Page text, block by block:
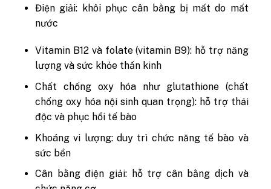
Điện giải: khôi phục cân bằng bị mất do mất
nước
Vitamin B12 và folate (vitamin B9): hỗ trợ năng
lượng và sức khỏe thần kinh
Chất chống oxy hóa như glutathione (chất
chống oxy hóa nội sinh quan trọng): hỗ trợ thải
độc và phục hồi tế bào
Khoáng vi lượng: duy trì chức năng tế bào và
sức bền
Cân bằng điện giải: hỗ trợ cân bằng dịch và